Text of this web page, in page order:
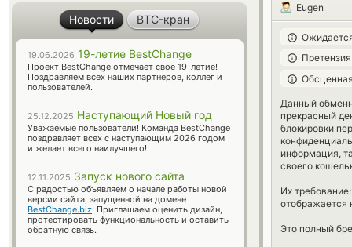
Eugen
Данный
прекрасный
блокировки
информация,
своего
Их
отображается
Это полный
Новости BTC-кран
19.06.2026 19-летие BestChange
Проект BestChange отмечает свое 19-летие!
Поздравляем всех наших партнеров, коллег и
пользователей.
25.12.2025 Наступающий Новый год
Уважаемые пользователи! Команда BestChange
поздравляет всех с наступающим 2026 годом
и желает всего наилучшего!
12.11.2025 Запуск нового сайта
С радостью объявляем о начале работы новой
версии сайта, запущенной на домене
BestChange.biz. Приглашаем оценить дизайн,
протестировать функциональность и оставить
обратную связь.